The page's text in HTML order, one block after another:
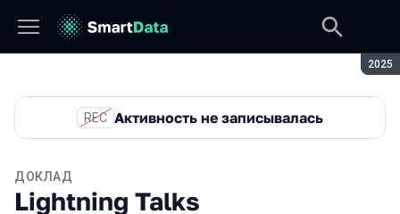
2025
REC Активность не записывалась
ДОКЛАД
Lightning Talks